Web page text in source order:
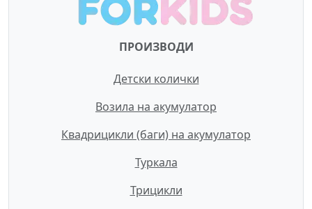
ПРОИЗВОДИ
Детски колички
Возила на акумулатор
Квадрицикли (баги) на акумулатор
Туркала
Трицикли